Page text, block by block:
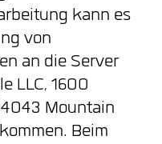
kann es
von
an die Server
LLC, 1600
Mountain
Beim